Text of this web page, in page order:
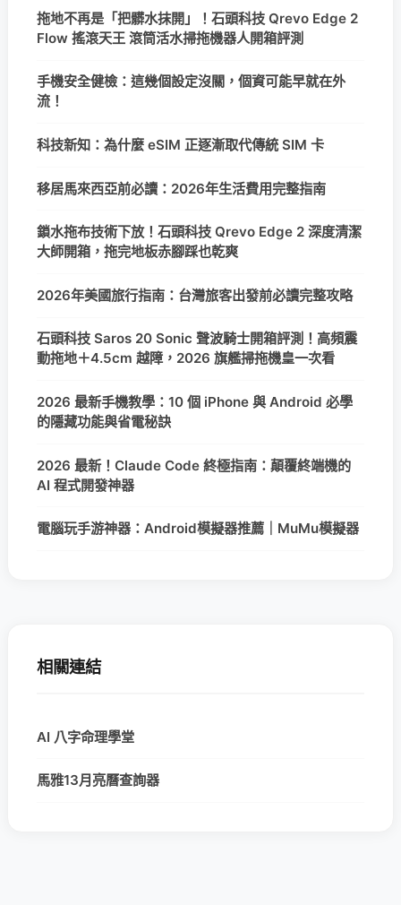
拖地不再是「把髒水抹開」！石頭科技 Qrevo Edge 2
Flow 搖滾天王 滾筒活水掃拖機器人開箱評測
手機安全健檢：這幾個設定沒關，個資可能早就在外
流！
科技新知：為什麼 eSIM 正逐漸取代傳統 SIM 卡
移居馬來西亞前必讀：2026年生活費用完整指南
鎖水拖布技術下放！石頭科技 Qrevo Edge 2 深度清潔
大師開箱，拖完地板赤腳踩也乾爽
2026年美國旅行指南：台灣旅客出發前必讀完整攻略
石頭科技 Saros 20 Sonic 聲波騎士開箱評測！高頻震
動拖地＋4.5cm 越障，2026 旗艦掃拖機皇一次看
2026 最新手機教學：10 個 iPhone 與 Android 必學
的隱藏功能與省電秘訣
2026 最新！Claude Code 終極指南：顛覆終端機的
AI 程式開發神器
電腦玩手游神器：Android模擬器推薦｜MuMu模擬器
相關連結
AI 八字命理學堂
馬雅13月亮曆查詢器